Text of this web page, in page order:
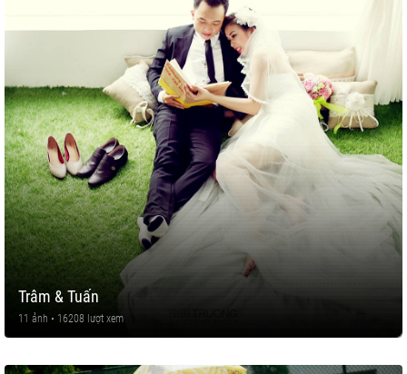
Trâm & Tuấn
11 ảnh • 16208 lượt xem